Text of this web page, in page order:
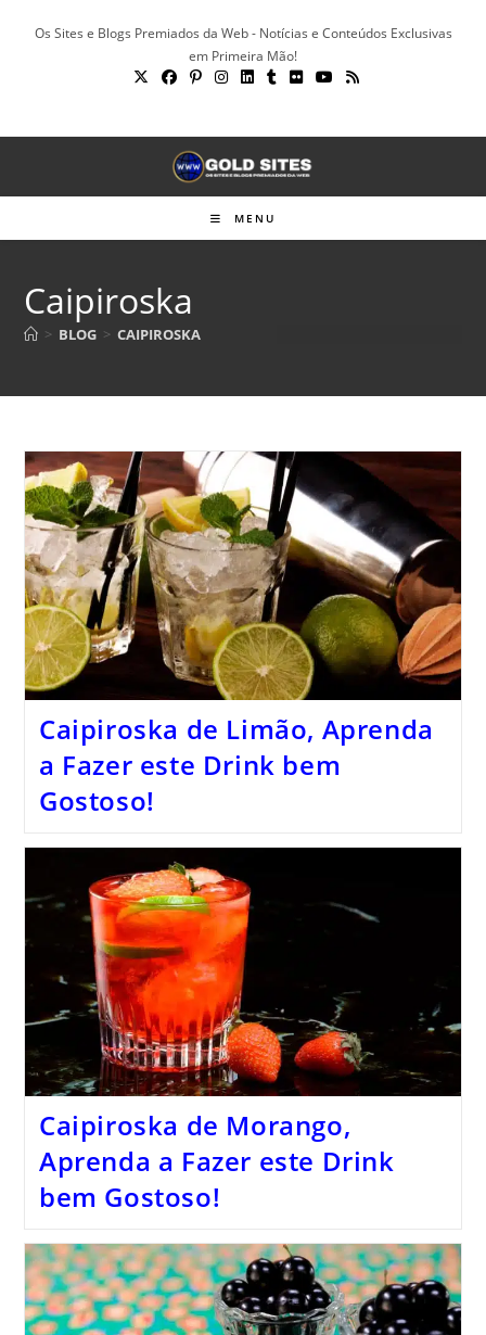
Os Sites e Blogs Premiados da Web - Notícias e Conteúdos Exclusivas
em Primeira Mão!
MENU
Caipiroska
> BLOG > CAIPIROSKA
Caipiroska de Limão, Aprenda
a Fazer este Drink bem
Gostoso!
Caipiroska de Morango,
Aprenda a Fazer este Drink
bem Gostoso!